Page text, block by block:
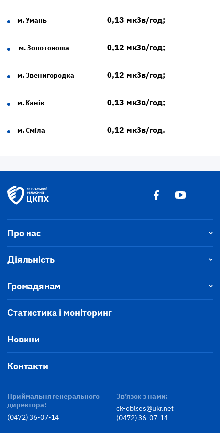
м. Умань 0,13 мкЗв/год;
м. Золотоноша 0,12 мкЗв/год;
м. Звенигородка 0,12 мкЗв/год;
м. Канів 0,13 мкЗв/год;
м. Сміла 0,12 мкЗв/год.
Про нас
Діяльність
Громадянам
Статистика і моніторинг
Новини
Контакти
Приймальня генерального
директора:
(0472) 36-07-14
Зв’язок з нами:
ck-oblses@ukr.net
(0472) 36-07-14